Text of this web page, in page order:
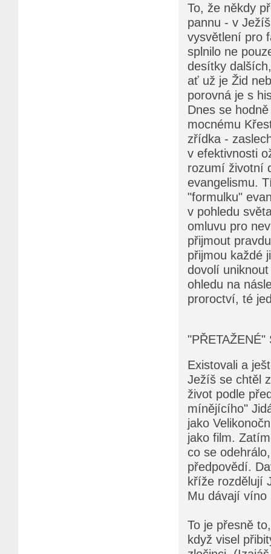
To, že někdy
pannu - v
vysvětlení pro
splnilo ne
desítky
ať už je Žid
porovná je s
Dnes se
mocnému
zřídka -
v efektivnosti
rozumí životní
evangelismu.
"formulku"
v pohledu
omluvu pro
přijmout
přijmou každé
dovolí
ohledu na
proroctví, té
Existovali a
Ježíš se chtěl
život podle
mínějícího"
jako
jako film.
co se
předpovědí.
kříže rozdělují
Mu dávají
To je přesně
když visel